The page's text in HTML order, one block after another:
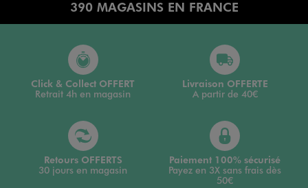
390 MAGASINS EN FRANCE
Click & Collect OFFERT
Retrait 4h en magasin
Livraison OFFERTE
A partir de 40€
Retours OFFERTS
30 jours en magasin
Paiement 100% sécurisé
Payez en 3X sans frais dès
50€